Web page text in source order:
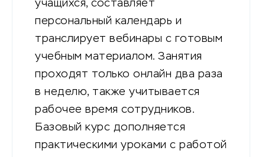
учащихся, составляет
персональный календарь и
транслирует вебинары с готовым
учебным материалом. Занятия
проходят только онлайн два раза
в неделю, также учитывается
рабочее время сотрудников.
Базовый курс дополняется
практическими уроками с работой